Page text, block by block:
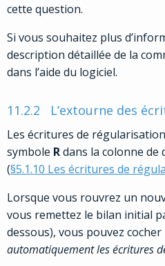
cette question.
Si vous souhaitez plus
description détaillée de la
dans l’aide du logiciel.
11.2.2 L’extourne des
Les écritures de
symbole Rdans la colonne
(§5.1.10 Les écritures de
Lorsque vous rouvrez un
vous remettez le bilan initial
dessous), vous pouvez cocher
automatiquement les écritures